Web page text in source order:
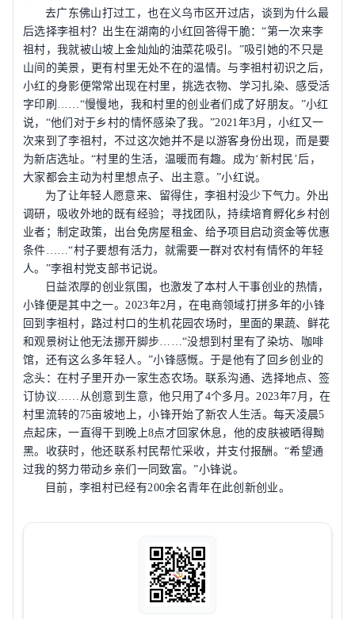
去广东佛山打过工，也在义乌市区开过店，谈到为什么最
后选择李祖村？出生在湖南的小红回答得干脆：“第一次来李
祖村，我就被山坡上金灿灿的油菜花吸引。 ”吸引她的不只是
山间的美景，更有村里无处不在的温情。与李祖村初识之后，
小红的身影便常常出现在村里，挑选衣物、学习扎染、感受活
字印刷 ……“慢慢地，我和村里的创业者们成了好朋友。 ”小红
说， “他们对于乡村的情怀感染了我。 ”2021年3月，小红又一
次来到了李祖村，不过这次她并不是以游客身份出现，而是要
为新店选址。“村里的生活，温暖而有趣。成为‘新村民 ’后，
大家都会主动为村里想点子、出主意。 ”小红说。
为了让年轻人愿意来、留得住，李祖村没少下气力。外出
调研，吸收外地的既有经验；寻找团队，持续培育孵化乡村创
业者；制定政策，出台免房屋租金、给予项目启动资金等优惠
条件……“村子要想有活力，就需要一群对农村有情怀的年轻
人。 ”李祖村党支部书记说。
日益浓厚的创业氛围，也激发了本村人干事创业的热情，
小锋便是其中之一。2023年2月，在电商领域打拼多年的小锋
回到李祖村，路过村口的生机花园农场时，里面的果蔬、鲜花
和观景树让他无法挪开脚步……“没想到村里有了染坊、咖啡
馆，还有这么多年轻人。 ”小锋感慨。于是他有了回乡创业的
念头：在村子里开办一家生态农场。联系沟通、选择地点、签
订协议…… 从创意到生意，他只用了4个多月。2023年7月，在
村里流转的 75亩坡地上，小锋开始了新农人生活。每天凌晨5
点起床，一直得干到晚上8点才回家休息，他的皮肤被晒得黝
黑。收获时，他还联系村民帮忙采收，并支付报酬。“希望通
过我的努力带动乡亲们一同致富。”小锋说。
目前，李祖村已经有200余名青年在此创新创业。